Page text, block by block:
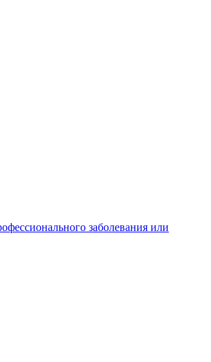
заболевания или